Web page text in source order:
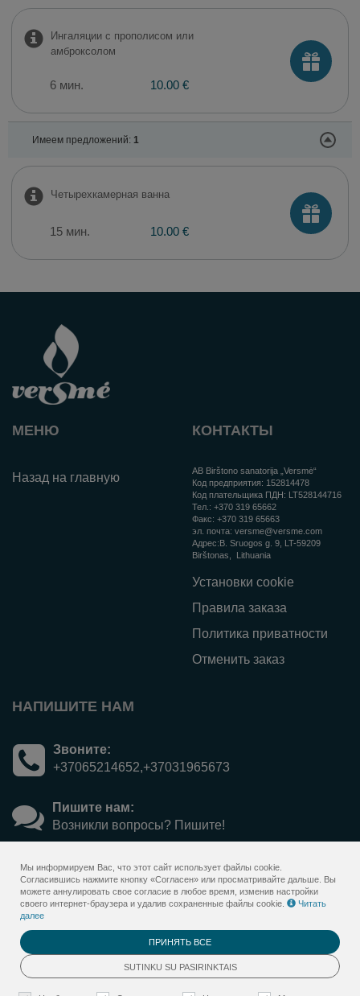
Ингаляции с прополисом или
амброксолом
6 мин. 10.00 €
Имеем предложений: 1
Четырехкамерная ванна
15 мин. 10.00 €
МЕНЮ
Назад на главную
КОНТАКТЫ
AB Birštono sanatorija „Versmė“
Код предприятия: 152814478
Код плательщика ПДН: LT528144716
Тел.: +370 319 65662
Факс: +370 319 65663
эл. почта: versme@versme.com
Aдрес:B. Sruogos g. 9, LT-59209
Birštonas , Lithuania
Установки cookie
Правила заказа
Политика приватности
Отменить заказ
НАПИШИТЕ НАМ
Звоните:
+37065214652,+37031965673
Пишите нам:
Возникли вопросы? Пишите!
© 2026Sanatorija Versmė - gift voucher&nbsp;
<span>online</span> system. Все права защищены
BookingRobot 2.0
Мы информируем Вас, что этот сайт использует файлы cookie.
Согласившись нажмите кнопку «Согласен» или просматривайте дальше. Вы
можете аннулировать свое согласие в любое время, изменив настройки
своего интернет-браузера и удалив сохраненные файлы cookie.
Читать
далее
ПРИНЯТЬ ВСЕ
SUTINKU SU PASIRINKTAIS